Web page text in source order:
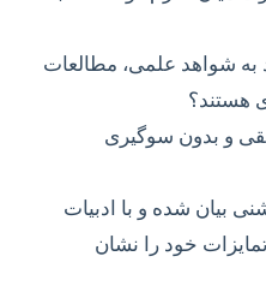
به شواهد علمی، مطالعات
هستند؟
و بدون سوگیری
بیان شده و با ادبیات
خود را نشان